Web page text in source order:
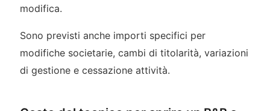
modifica.
Sono previsti anche importi specifici per
modifiche societarie, cambi di titolarità, variazioni
di gestione e cessazione attività.